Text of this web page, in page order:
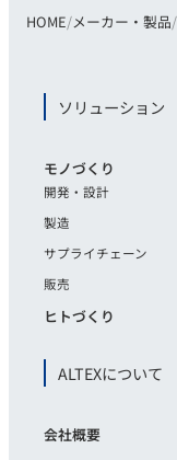
HOME メーカー・製品
ソリューション
モノづくり
開発・設計
製造
サプライチェーン
販売
ヒトづくり
ALTEXについて
会社概要